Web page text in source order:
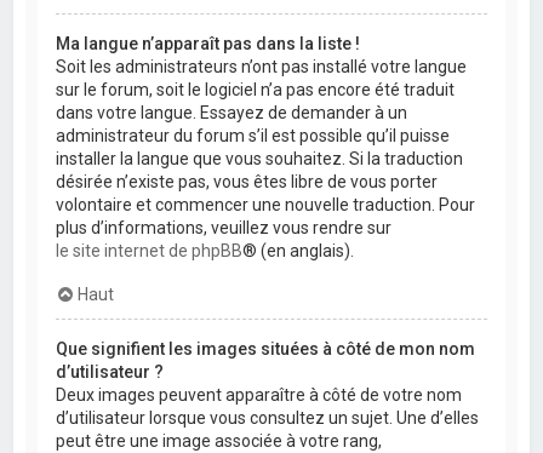
Ma langue n’apparaît pas dans la liste !
Soit les administrateurs n’ont pas installé votre langue
sur le forum, soit le logiciel n’a pas encore été traduit
dans votre langue. Essayez de demander à un
administrateur du forum s’il est possible qu’il puisse
installer la langue que vous souhaitez. Si la traduction
désirée n’existe pas, vous êtes libre de vous porter
volontaire et commencer une nouvelle traduction. Pour
plus d’informations, veuillez vous rendre sur
le site internet de phpBB® (en anglais).
Haut
Que signifient les images situées à côté de mon nom
d’utilisateur ?
Deux images peuvent apparaître à côté de votre nom
d’utilisateur lorsque vous consultez un sujet. Une d’elles
peut être une image associée à votre rang,